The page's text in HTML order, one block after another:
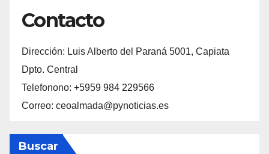
Contacto
Dirección: Luis Alberto del Paraná 5001, Capiata
Dpto. Central
Telefonono: +5959 984 229566
Correo: ceoalmada@pynoticias.es
Buscar